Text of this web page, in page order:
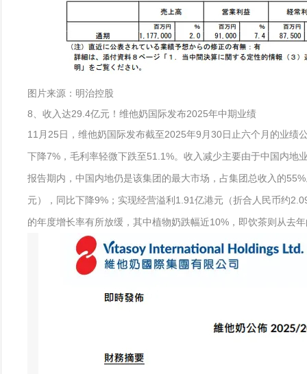
图片来源：明治控股
8、收入达29.4亿元！维他奶国际发布2025年中期业绩
11月25日，维他奶国际发布截至2025年9月30日止六个月的业绩
下降7%，毛利率轻微下跌至51.1%。收入减少主要由于中国内地
报告期内，中国内地仍是该集团的最大市场，占集团总收入的
元），同比下降9%；实现经营溢利1.91亿港元（折合人民币约
的年度增长率有所放缓，其中植物奶跌幅近10%，即饮茶则从去